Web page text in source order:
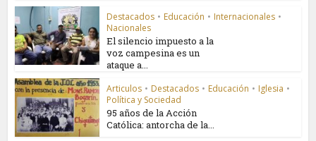
Destacados • Educación • Internacionales •
Nacionales
El silencio impuesto a la
voz campesina es un
ataque a...
Articulos • Destacados • Educación • Iglesia •
Política y Sociedad
95 años de la Acción
Católica: antorcha de la...